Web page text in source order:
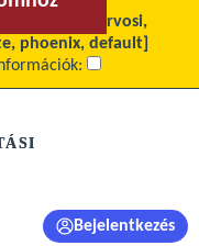
- Háziorvosi,
phoenix, default]
Bejelentkezés